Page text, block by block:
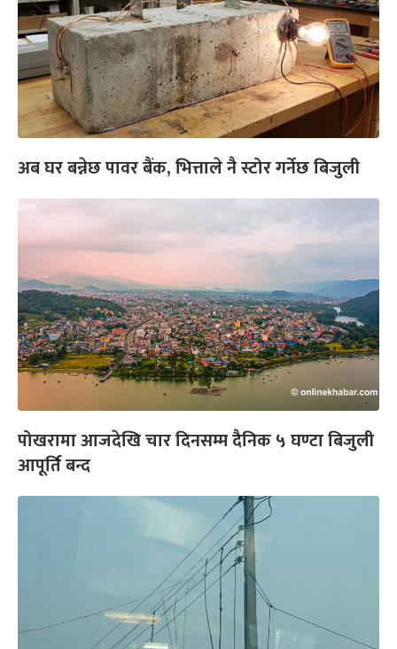
अब घर बन्नेछ पावर बैंक, भित्ताले नै स्टोर गर्नेछ बिजुली
पोखरामा आजदेखि चार दिनसम्म दैनिक ५ घण्टा बिजुली
आपूर्ति बन्द